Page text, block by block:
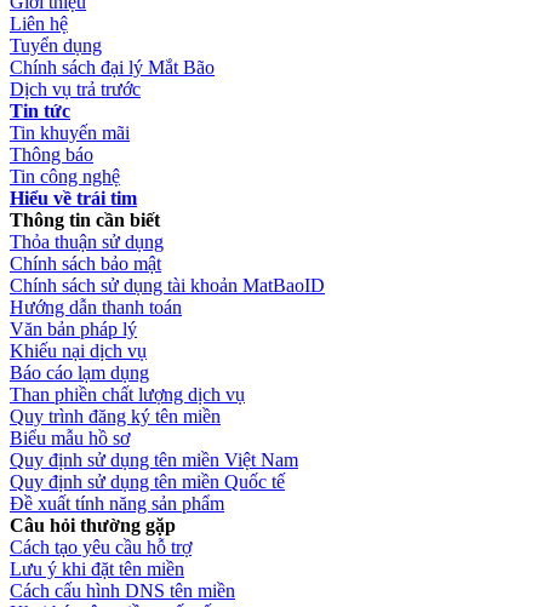
Liên hệ
Tuyển dụng
Chính sách đại lý Mắt Bão
Dịch vụ trả trước
Tin tức
Tin khuyến mãi
Thông báo
Tin công nghệ
Hiểu về trái tim
Thông tin cần biết
Thỏa thuận sử dụng
Chính sách bảo mật
Chính sách sử dụng tài khoản MatBaoID
Hướng dẫn thanh toán
Văn bản pháp lý
Khiếu nại dịch vụ
Báo cáo lạm dụng
Than phiền chất lượng dịch vụ
Quy trình đăng ký tên miền
Biểu mẫu hồ sơ
Quy định sử dụng tên miền Việt Nam
Quy định sử dụng tên miền Quốc tế
Đề xuất tính năng sản phẩm
Câu hỏi thường gặp
Cách tạo yêu cầu hỗ trợ
Lưu ý khi đặt tên miền
Cách cấu hình DNS tên miền